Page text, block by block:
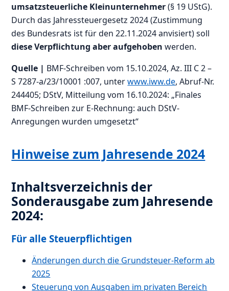
umsatzsteuerliche Kleinunternehmer(§ 19 UStG).
Durch das Jahressteuergesetz 2024 (Zustimmung
des Bundesrats ist für den 22.11.2024 anvisiert) soll
diese Verpflichtung aber aufgehoben werden.
Quelle | BMF-Schreiben vom 15.10.2024, Az. III C 2 –
S 7287-a/23/10001 :007, unterwww.iww.de, Abruf-Nr.
244405; DStV, Mitteilung vom 16.10.2024: „Finales
BMF-Schreiben zur E-Rechnung: auch DStV-
Anregungen wurden umgesetzt“
Hinweise zum Jahresende 2024
Inhaltsverzeichnis der
Sonderausgabe zum Jahresende
2024:
Für alle Steuerpflichtigen
Änderungen durch die Grundsteuer-Reform ab
2025
Steuerung von Ausgaben im privaten Bereich